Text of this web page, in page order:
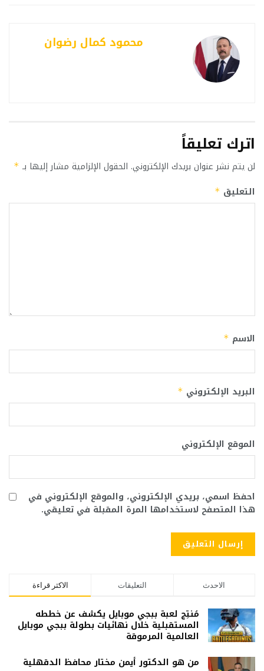
محمود كمال رضوان
اترك تعليقاً
لن يتم نشر عنوان بريدك الإلكتروني. الحقول الإلزامية مشار إليها بـ *
التعليق *
الاسم *
البريد الإلكتروني *
الموقع الإلكتروني
احفظ اسمي، بريدي الإلكتروني، والموقع الإلكتروني في
هذا المتصفح لاستخدامها المرة المقبلة في تعليقي.
الاكثر قراءة التعليقات الاحدث
مُنتِج لعبة ببجي موبايل يكشف عن خططه
المستقبلية خلال نهائيات بطولة ببجي موبايل
العالمية المرموقة
من هو الدكتور أيمن مختار محافظ الدقهلية